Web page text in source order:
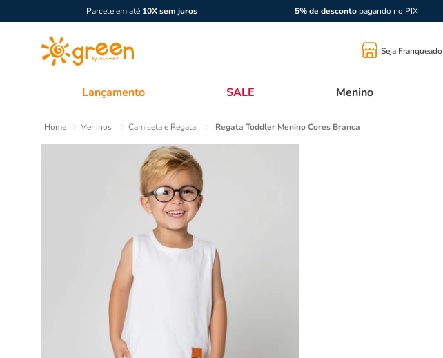
Parcele em até 10X sem juros 5% de descontopagando no PIX
Seja Franqueado
Lançamento SALE Menino
Meninos Camiseta e Regata Regata Toddler Menino Cores Branca